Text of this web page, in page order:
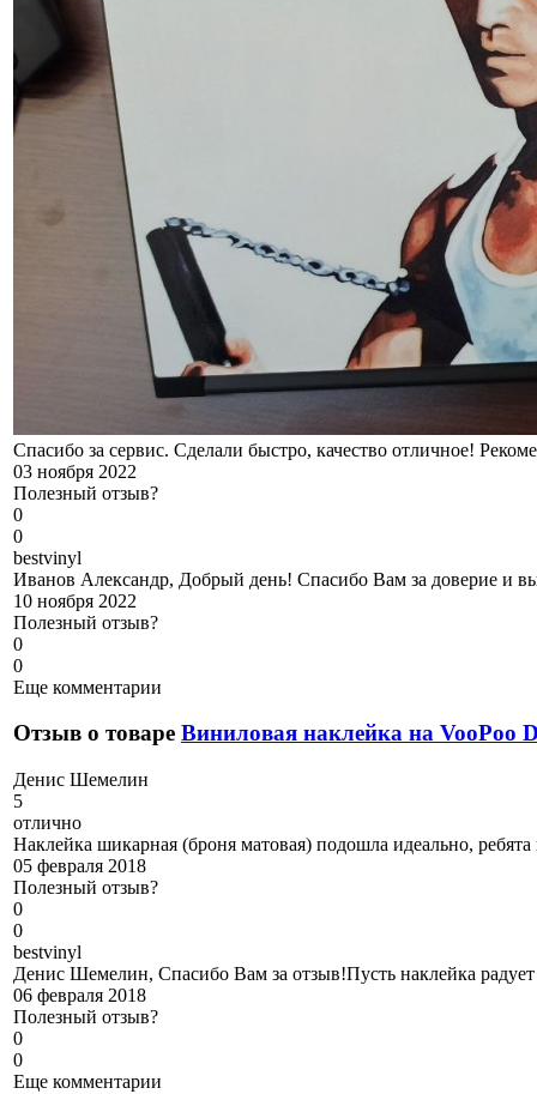
Спасибо за сервис. Сделали быстро, качество отличное!
03 ноября 2022
Полезный отзыв?
0
0
bestvinyl
Иванов Александр, Добрый день! Спасибо Вам за доверие и
10 ноября 2022
Полезный отзыв?
0
0
Еще комментарии
Отзыв о товаре Виниловая наклейка на VooPoo
Денис Шемелин
5
отлично
Наклейка шикарная (броня матовая) подошла идеально,
05 февраля 2018
Полезный отзыв?
0
0
bestvinyl
Денис Шемелин, Спасибо Вам за отзыв!Пусть наклейка радует
06 февраля 2018
Полезный отзыв?
0
0
Еще комментарии